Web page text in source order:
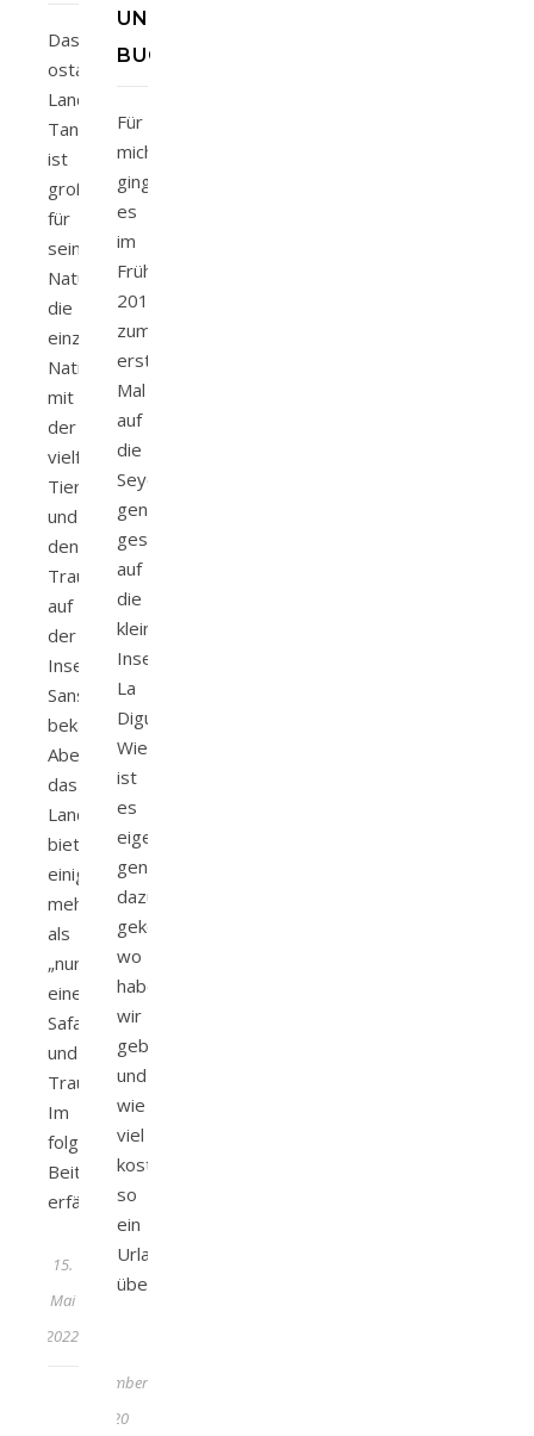
Das
ostafrikanische
Land
Tansania
ist
großteils
für
seinen
Naturreichtum,
die
einzigartigen
Nationalparks
mit
der
vielfältigen
Tierwelt
und
den
Traumstränden
auf
der
Insel
Sansibar
bekannt.
Aber
das
Land
bietet
einiges
mehr
als
„nur“
eine
Safari
und
Traumstrände.
Im
folgenden
Beitrag
erfährst…
15.
Mai
2022
UND
BUCHUNG
Für
mich
ging
es
im
Frühling
2018
zum
ersten
Mal
auf
die
Seychellen,
genauer
gesagt
auf
die
kleine
Insel
La
Digue.
Wie
ist
es
eigentlich
genau
dazu
gekommen,
wo
haben
wir
gebucht
und
wie
viel
kostet
so
ein
Urlaub
überhaupt?…
September
2020